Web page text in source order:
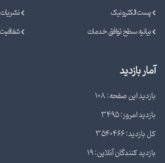
پست الکترونیک
بیانیه سطح توافق خدمات
شفافیت
آمار بازدید
بازدید این صفحه: 108
بازدید امروز: 3495
کل بازدید: 3540466
بازدید کنندگان آنلاین: 19